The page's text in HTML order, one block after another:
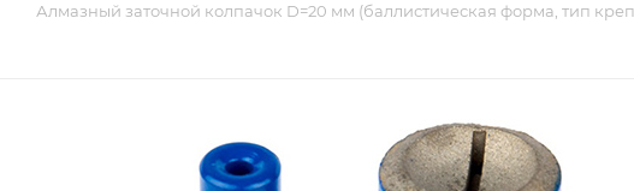
Алмазный заточной колпачок D=20 мм (баллистическая форма, тип